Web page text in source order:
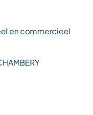
en commercieel